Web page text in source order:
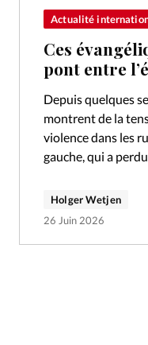
Actualité
Ces
pont entre
Depuis quelques
montrent de la
violence dans les
gauche, qui a
Holger Wetjen
26 Juin 2026